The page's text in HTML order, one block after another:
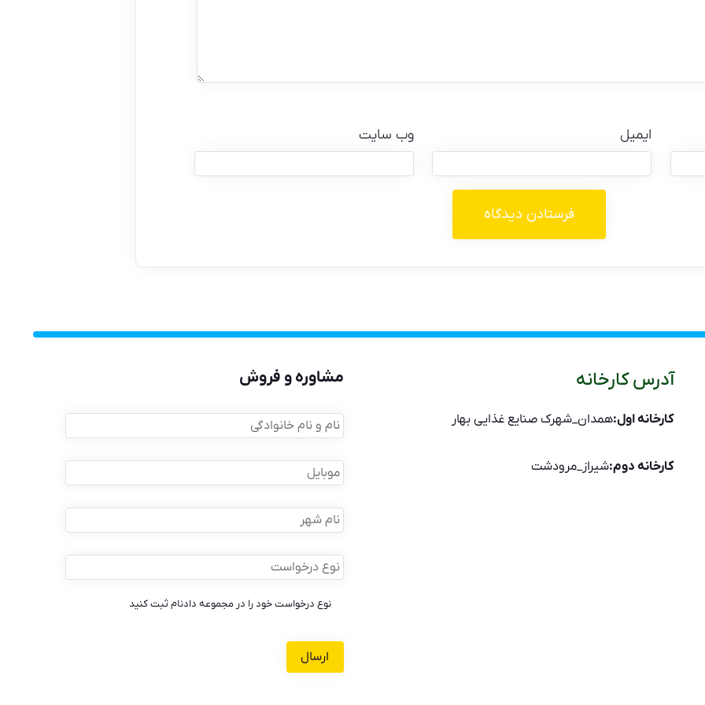
ایمیل وب‌ سایت
آدرس کارخانه
کارخانه اول:همدان_شهرک صنایع غذایی بهار
کارخانه دوم:شیراز_مرودشت
مشاوره و فروش
نام
و
نام
خانوادگی * موبایل *
نام
شهر
نوع
درخواست *
نوع درخواست خود را در مجموعه دادنام ثبت کنید